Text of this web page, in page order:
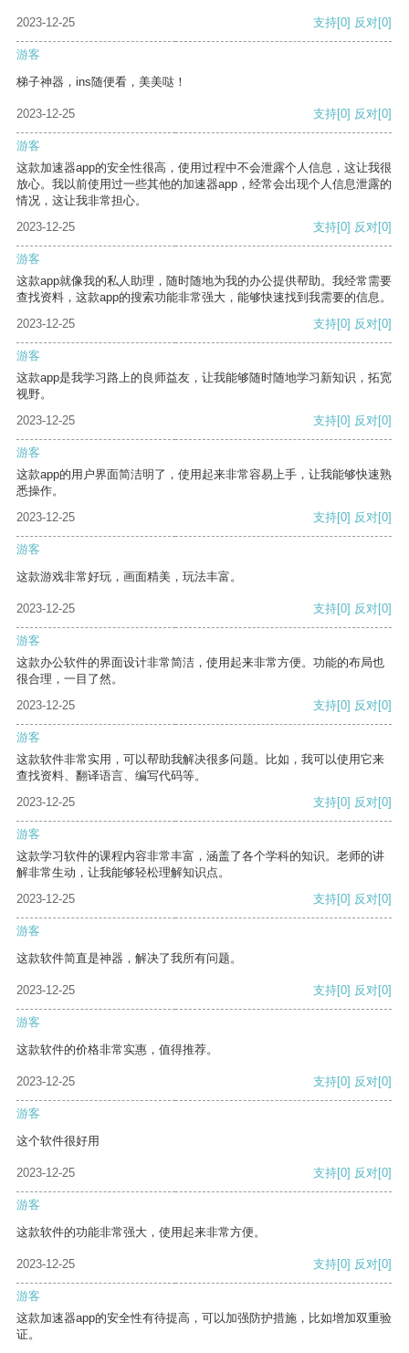
2023-12-25 支持[0] 反对[0]
游客
梯子神器，ins随便看，美美哒！
2023-12-25 支持[0] 反对[0]
游客
这款加速器app的安全性很高，使用过程中不会泄露个人信息，这让我很
放心。我以前使用过一些其他的加速器app，经常会出现个人信息泄露的
情况，这让我非常担心。
2023-12-25
支持[0] 反对[0]
游客
这款app就像我的私人助理，随时随地为我的办公提供帮助。我经常需要
查找资料，这款app的搜索功能非常强大，能够快速找到我需要的信息。
2023-12-25
支持[0] 反对[0]
游客
这款app是我学习路上的良师益友，让我能够随时随地学习新知识，拓宽
视野。
2023-12-25
支持[0] 反对[0]
游客
这款app的用户界面简洁明了，使用起来非常容易上手，让我能够快速熟
悉操作。
2023-12-25
支持[0] 反对[0]
游客
这款游戏非常好玩，画面精美，玩法丰富。
2023-12-25 支持[0] 反对[0]
游客
这款办公软件的界面设计非常简洁，使用起来非常方便。功能的布局也
很合理，一目了然。
2023-12-25
支持[0] 反对[0]
游客
这款软件非常实用，可以帮助我解决很多问题。比如，我可以使用它来
查找资料、翻译语言、编写代码等。
2023-12-25
支持[0] 反对[0]
游客
这款学习软件的课程内容非常丰富，涵盖了各个学科的知识。老师的讲
解非常生动，让我能够轻松理解知识点。
2023-12-25
支持[0] 反对[0]
游客
这款软件简直是神器，解决了我所有问题。
2023-12-25 支持[0] 反对[0]
游客
这款软件的价格非常实惠，值得推荐。
2023-12-25 支持[0] 反对[0]
游客
这个软件很好用
2023-12-25 支持[0] 反对[0]
游客
这款软件的功能非常强大，使用起来非常方便。
2023-12-25 支持[0] 反对[0]
游客
这款加速器app的安全性有待提高，可以加强防护措施，比如增加双重验
证。